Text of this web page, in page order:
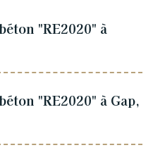
"RE2020" à
"RE2020" à Gap,